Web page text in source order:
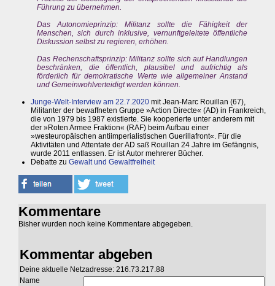
Führung zu übernehmen.
Das Autonomieprinzip: Militanz sollte die Fähigkeit der
Menschen, sich durch inklusive, vernunftgeleitete öffentliche
Diskussion selbst zu regieren, erhöhen.
Das Rechenschaftsprinzip: Militanz sollte sich auf Handlungen
beschränken, die öffentlich, plausibel und aufrichtig als
förderlich für demokratische Werte wie allgemeiner Anstand
und Gemeinwohlverteidigt werden können.
Junge-Welt-Interview am 22.7.2020 mit Jean-Marc Rouillan (67),
Militanter der bewaffneten Gruppe »Action Directe« (AD) in Frankreich,
die von 1979 bis 1987 existierte. Sie kooperierte unter anderem mit
der »Roten Armee Fraktion« (RAF) beim Aufbau einer
»westeuropäischen antiimperialistischen Guerillafront«. Für die
Aktivitäten und Attentate der AD saß Rouillan 24 Jahre im Gefängnis,
wurde 2011 entlassen. Er ist Autor mehrerer Bücher.
Debatte zu Gewalt und Gewaltfreiheit
Kommentare
Bisher wurden noch keine Kommentare abgegeben.
Kommentar abgeben
Deine aktuelle Netzadresse: 216.73.217.88
Name